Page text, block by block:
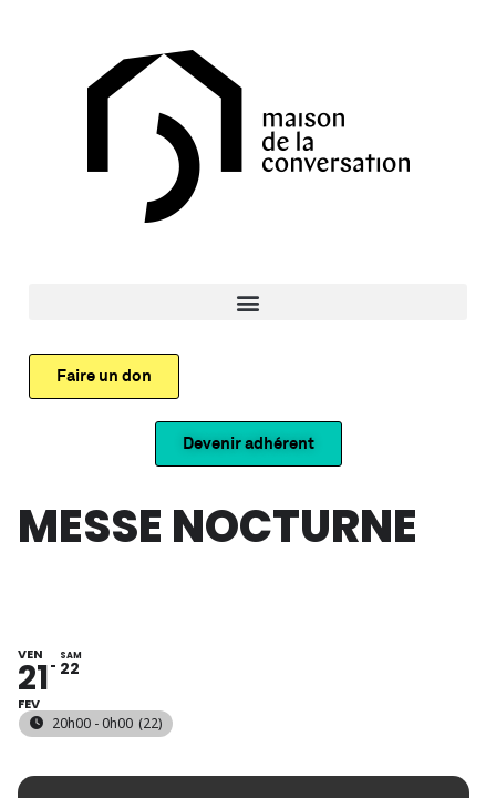
Faire un don
Devenir adhérent
MESSE NOCTURNE
VEN
21
FEV
SAM
22
20h00 - 0h00 (22)